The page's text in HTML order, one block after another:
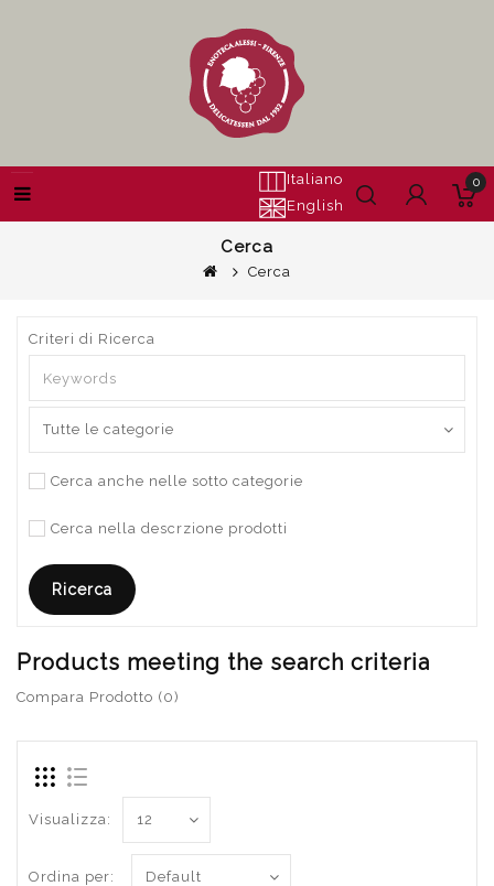
Italiano
English
0
Cerca
Cerca
Criteri di Ricerca
Cerca anche nelle sotto categorie
Cerca nella descrzione prodotti
Products meeting the search criteria
Compara Prodotto (0)
Visualizza:
Ordina per: